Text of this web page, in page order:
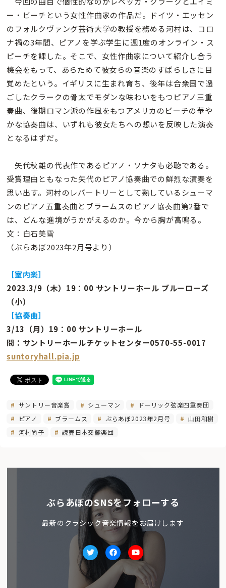
ー・ビーチという女性作曲家の作品だ。ドイツ・エッセン
のフォルクヴァング芸術大学の教授を務める河村は、コロ
ナ禍の3年間、ピアノを学ぶ学生に週1度のオンライン・ス
ピーチを課した。そこで、女性作曲家について紹介し合う
機会をもって、あらためて彼女らの音楽のすばらしさに目
覚めたという。イギリスに生まれ育ち、後年は合衆国で過
ごしたクラークの骨太でモダンな味わいをもつピアノ三重
奏曲、後期ロマン派の作風をもつアメリカのビーチの華や
かな協奏曲は、いずれも彼女たちへの想いを反映した演奏
となるはずだ。
矢代秋雄の代表作であるピアノ・ソナタも必聴である。
受賞理由ともなった矢代のピアノ協奏曲での鮮烈な演奏を
思い出す。河村のレパートリーとして熟しているシューマ
ンのピアノ五重奏曲とブラームスのピアノ協奏曲第2番で
は、どんな進境がうかがえるのか。今から胸が高鳴る。
文：白石美雪
（ぶらあぼ2023年2月号より）
［室内楽］
2023.3/9（木）19：00 サントリーホール ブルーローズ
（小）
［協奏曲］
3/13（月）19：00 サントリーホール
問：サントリーホールチケットセンター0570-55-0017
suntoryhall.pia.jp
サントリー音楽賞 シューマン
ドーリック弦楽四重奏団
ピアノ
ブラームス ぶらあぼ2023年2月号
山田和樹
河村尚子
読売日本交響楽団
ぶらあぼのSNSをフォローする
最新のクラシック音楽情報をお届けします
TwitterfacebookYoutube